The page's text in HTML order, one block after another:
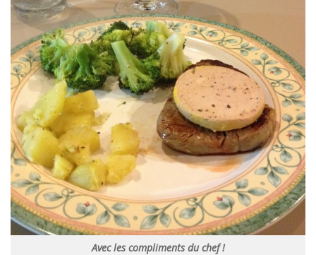
Avec les compliments du chef !